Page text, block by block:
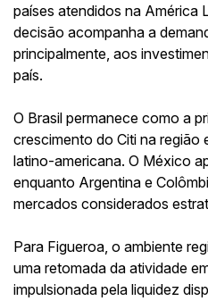
países atendidos na América
decisão acompanha a
principalmente, aos
país.
O Brasil permanece como a
crescimento do Citi na região
latino-americana. O México
enquanto Argentina e
mercados considerados
Para Figueroa, o ambiente
uma retomada da atividade
impulsionada pela liquidez